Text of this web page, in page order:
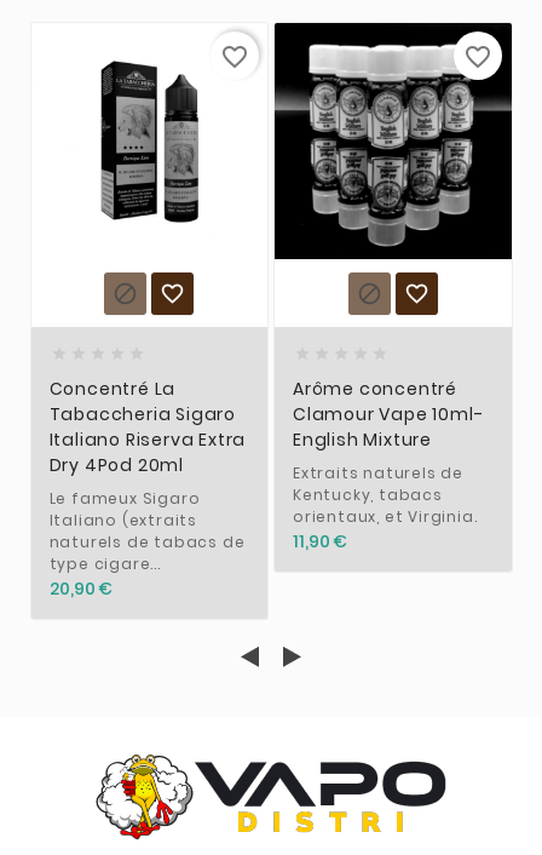
 
Concentré La
Tabaccheria Sigaro
Italiano Riserva Extra
Dry 4Pod 20ml
Le fameux Sigaro
Italiano (extraits
naturels de tabacs de
type cigare...
20,90 €
favorite_border
 
Arôme concentré
Clamour Vape 10ml-
English Mixture
Extraits naturels de
Kentucky, tabacs
orientaux, et Virginia.
11,90 €
favorite_border